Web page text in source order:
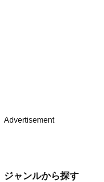
Advertisement
ジャンルから探す